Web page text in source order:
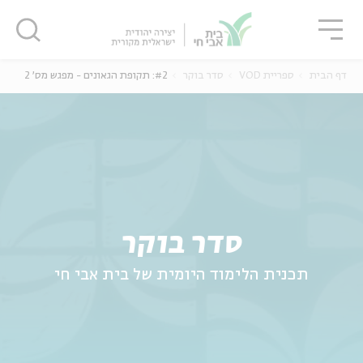
סדר בוקר
תכנית הלימוד היומית של בית אבי חי
דף הבית ספריית VOD סדר בוקר #2: תקופת הגאונים - מפגש מס' 2
סגור